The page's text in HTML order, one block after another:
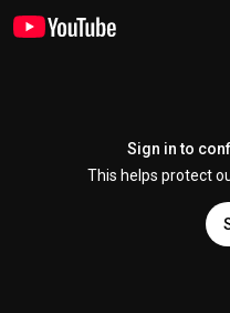
Sign in to
This helps protect